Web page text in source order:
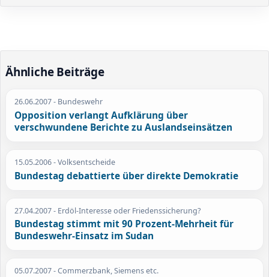
Ähnliche Beiträge
26.06.2007- Bundeswehr
Opposition verlangt Aufklärung über
verschwundene Berichte zu Auslandseinsätzen
15.05.2006- Volksentscheide
Bundestag debattierte über direkte Demokratie
27.04.2007- Erdöl-Interesse oder Friedenssicherung?
Bundestag stimmt mit 90 Prozent-Mehrheit für
Bundeswehr-Einsatz im Sudan
05.07.2007- Commerzbank, Siemens etc.